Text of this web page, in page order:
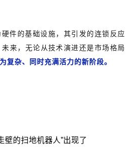
件的基础设施，其引发的连锁反应
来，无论从技术演进还是市场格局
复杂、同时充满活力的新阶段。
壁的扫地机器人”出现了